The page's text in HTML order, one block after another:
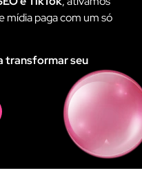
mídia paga com um só
transformar seu